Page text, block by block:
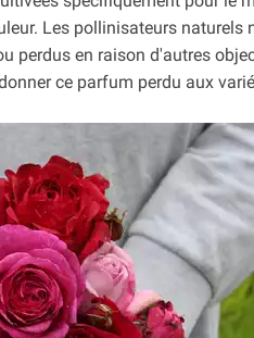
Les pollinisateurs naturels
perdus en raison d'autres
ce parfum perdu aux